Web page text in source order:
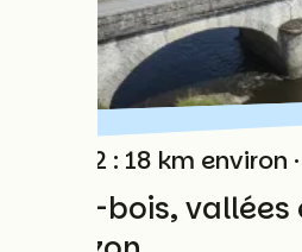
Etape 2 : 18 km
Sous-bois,